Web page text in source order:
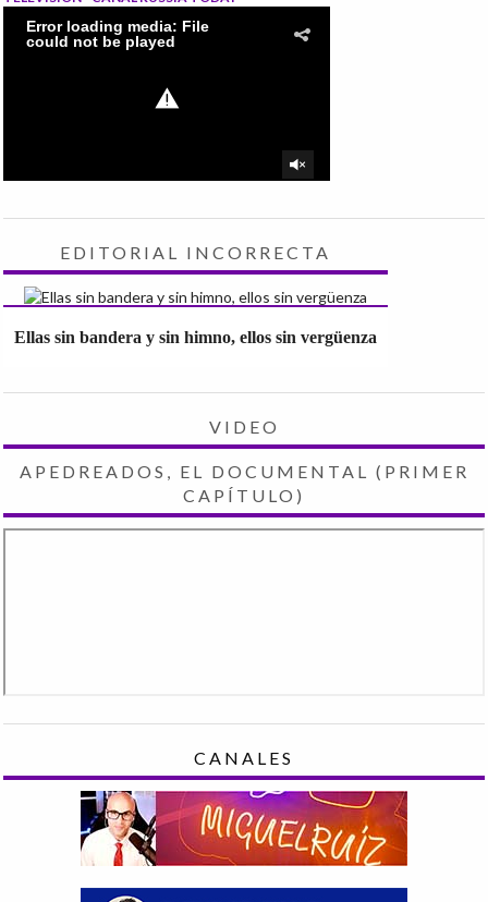
EDITORIAL INCORRECTA
Ellas sin bandera y sin himno, ellos sin vergüenza
VIDEO
APEDREADOS, EL DOCUMENTAL (PRIMER
CAPÍTULO)
CANALES